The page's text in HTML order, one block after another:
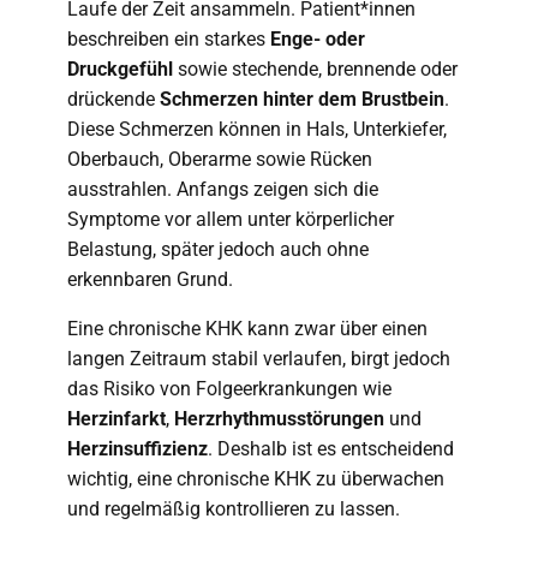
Laufe der Zeit ansammeln. Patient*innen
beschreiben ein starkes Enge- oder
Druckgefühl sowie stechende, brennende oder
drückende Schmerzen hinter dem Brustbein.
Diese Schmerzen können in Hals, Unterkiefer,
Oberbauch, Oberarme sowie Rücken
ausstrahlen. Anfangs zeigen sich die
Symptome vor allem unter körperlicher
Belastung, später jedoch auch ohne
erkennbaren Grund.
Eine chronische KHK kann zwar über einen
langen Zeitraum stabil verlaufen, birgt jedoch
das Risiko von Folgeerkrankungen wie
Herzinfarkt, Herzrhythmusstörungen und
Herzinsuffizienz. Deshalb ist es entscheidend
wichtig, eine chronische KHK zu überwachen
und regelmäßig kontrollieren zu lassen.